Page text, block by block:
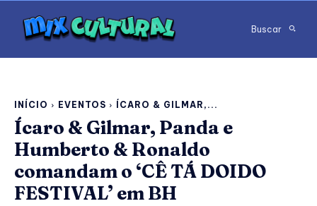
Buscar
INÍCIO EVENTOS ÍCARO & GILMAR,...
Ícaro & Gilmar, Panda e
Humberto & Ronaldo
comandam o ‘CÊ TÁ DOIDO
FESTIVAL’ em BH